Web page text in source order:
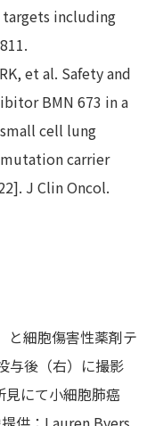
including
et al. Safety and
BMN 673 in a
cell lung
mutation carrier
J Clin Oncol.
と細胞傷害性薬剤テ
与後（右）に撮影
見にて小細胞肺癌